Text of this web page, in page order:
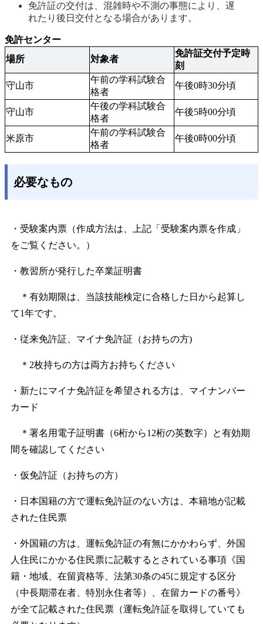
免許証の交付は、混雑時や不測の事態により、遅
免許センター
場所
対象者
免許証交付予定時
刻
守山市
午前の学科試験合
格者
午後0時30分頃
守山市
午後の学科試験合
格者
午後5時00分頃
米原市
午前の学科試験合
格者
午後0時00分頃
必要なもの
・受験案内票（作成方法は、上記「受験案内票を作成」
をご覧ください。）
・教習所が発行した卒業証明書
＊有効期限は、当該技能検定に合格した日から起算し
て1年です。
・従来免許証、マイナ免許証（お持ちの方)
＊2枚持ちの方は両方お持ちください
・新たにマイナ免許証を希望される方は、マイナンバー
カード
＊署名用電子証明書（6桁から12桁の英数字）と有効期
間を確認してください
・仮免許証（お持ちの方）
・日本国籍の方で運転免許証のない方は、本籍地が記載
された住民票
・外国籍の方は、運転免許証の有無にかかわらず、外国
人住民にかかる住民票に記載するとされている事項《国
籍・地域、在留資格等、法第30条の45に規定する区分
（中長期滞在者、特別永住者等）、在留カードの番号》
が全て記載された住民票（運転免許証を取得していても